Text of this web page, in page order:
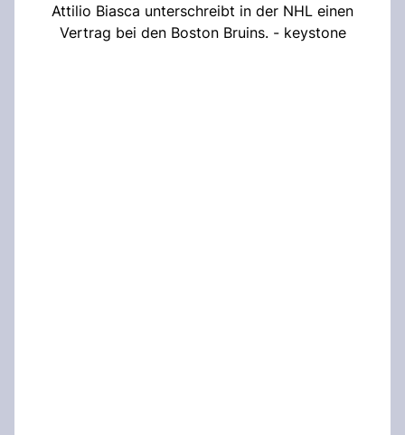
Attilio Biasca unterschreibt in der NHL einen
Vertrag bei den Boston Bruins. - keystone